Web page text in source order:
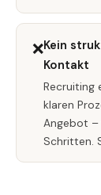
❌Kein
Kontakt
Recruiting
klaren
Angebot –
Schritten.